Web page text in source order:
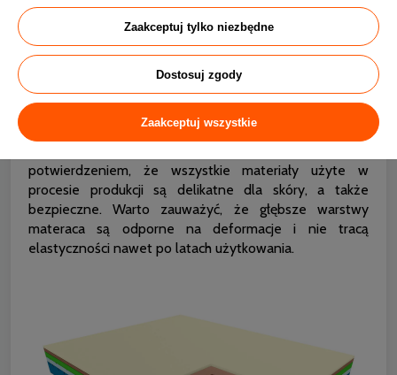
następuje bardzo szybko i już po krótkim czasie
zmniejszają się dolegliwości bólowe.
Oczywiście materac Sirona Janpol zapewnia również
delikatny masaż ciała, pobudzając przy tym krążenie. W
przyswajalne przez organizm. Materac Janpol Sirona
potwierdzeniem, że wszystkie materiały użyte w
procesie produkcji są delikatne dla skóry, a także
bezpieczne. Warto zauważyć, że głębsze warstwy
materaca są odporne na deformacje i nie tracą
elastyczności nawet po latach użytkowania.
Zaakceptuj tylko niezbędne
Dostosuj zgody
Zaakceptuj wszystkie